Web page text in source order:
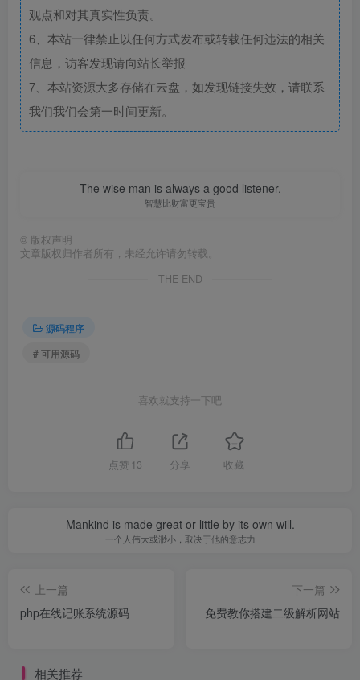
观点和对其真实性负责。
6、本站一律禁止以任何方式发布或转载任何违法的相关
信息，访客发现请向站长举报
7、本站资源大多存储在云盘，如发现链接失效，请联系
我们我们会第一时间更新。
The wise man is always a good listener.
智慧比财富更宝贵
© 版权声明
文章版权归作者所有，未经允许请勿转载。
THE END
源码程序
# 可用源码
喜欢就支持一下吧
点赞 13 分享 收藏
Mankind is made great or little by its own will.
一个人伟大或渺小，取决于他的意志力
上一篇
php在线记账系统源码
下一篇
免费教你搭建二级解析网站
相关推荐